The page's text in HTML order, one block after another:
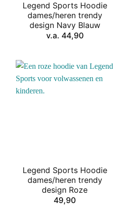
Legend Sports Hoodie
dames/heren trendy
design Navy Blauw
v.a. 44,90
Legend Sports Hoodie
dames/heren trendy
design Roze
49,90